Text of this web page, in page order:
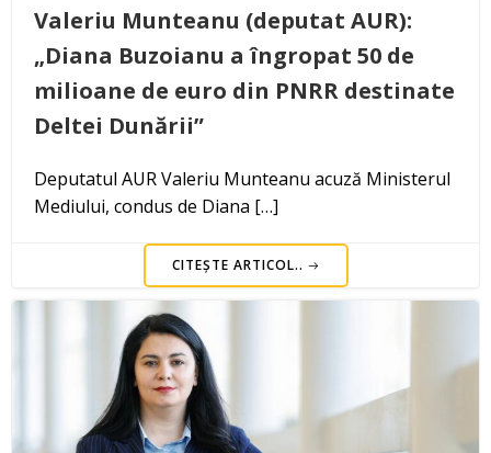
Valeriu Munteanu (deputat AUR):
„Diana Buzoianu a îngropat 50 de
milioane de euro din PNRR destinate
Deltei Dunării”
Deputatul AUR Valeriu Munteanu acuză Ministerul
Mediului, condus de Diana […]
CITEȘTE ARTICOL..